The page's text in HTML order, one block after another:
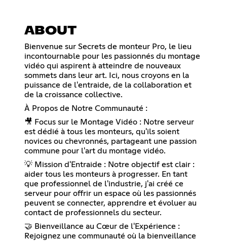
ABOUT
Bienvenue sur Secrets de monteur Pro, le lieu
incontournable pour les passionnés du montage
vidéo qui aspirent à atteindre de nouveaux
sommets dans leur art. Ici, nous croyons en la
puissance de l'entraide, de la collaboration et
de la croissance collective.
À Propos de Notre Communauté :
🎥 Focus sur le Montage Vidéo : Notre serveur
est dédié à tous les monteurs, qu'ils soient
novices ou chevronnés, partageant une passion
commune pour l'art du montage vidéo.
💡 Mission d'Entraide : Notre objectif est clair :
aider tous les monteurs à progresser. En tant
que professionnel de l'industrie, j'ai créé ce
serveur pour offrir un espace où les passionnés
peuvent se connecter, apprendre et évoluer au
contact de professionnels du secteur.
🤝 Bienveillance au Cœur de l'Expérience :
Rejoignez une communauté où la bienveillance